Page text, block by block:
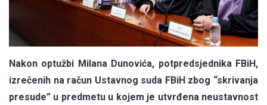
Nakon optužbi Milana Dunovića, potpredsjednika FBiH,
izrečenih na račun Ustavnog suda FBiH zbog “skrivanja
presude” u predmetu u kojem je utvrđena neustavnost